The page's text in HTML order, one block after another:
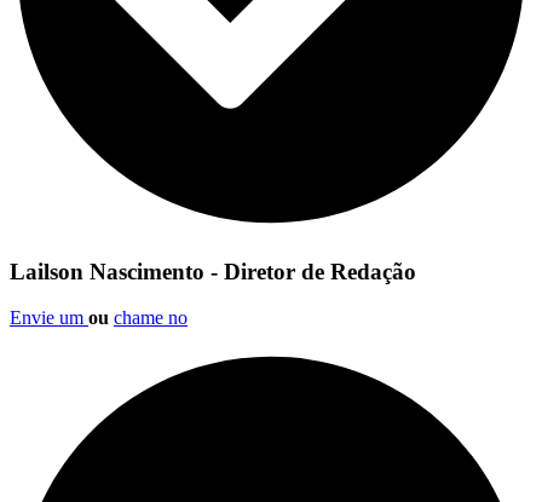
Lailson Nascimento - Diretor de Redação
Envie um ou chame no